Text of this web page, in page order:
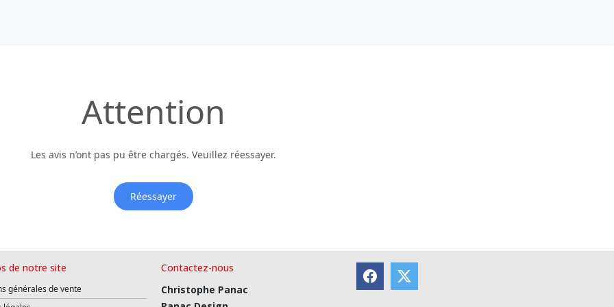
Attention
Les avis n’ont pas pu être chargés. Veuillez réessayer.
Réessayer
de notre site
générales de vente
Contactez-nous
Christophe Panac